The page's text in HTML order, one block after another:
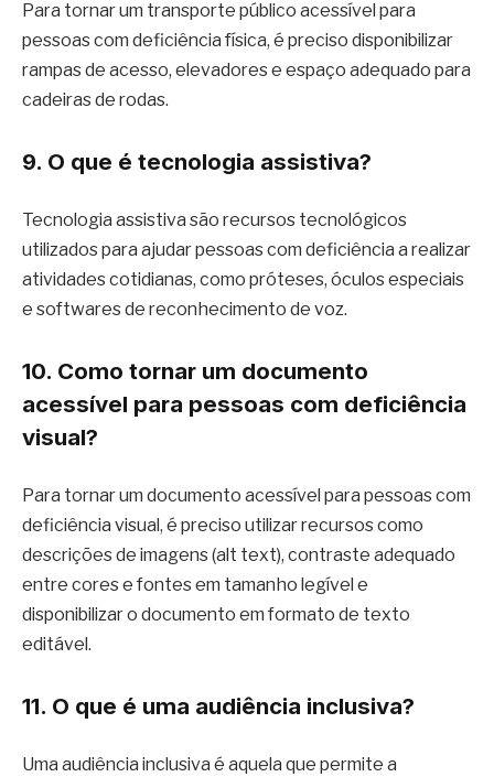
Para tornar um transporte público acessível para
pessoas com deficiência física, é preciso disponibilizar
rampas de acesso, elevadores e espaço adequado para
cadeiras de rodas.
9. O que é tecnologia assistiva?
Tecnologia assistiva são recursos tecnológicos
utilizados para ajudar pessoas com deficiência a realizar
atividades cotidianas, como próteses, óculos especiais
e softwares de reconhecimento de voz.
10. Como tornar um documento
acessível para pessoas com deficiência
visual?
Para tornar um documento acessível para pessoas com
deficiência visual, é preciso utilizar recursos como
descrições de imagens (alt text), contraste adequado
entre cores e fontes em tamanho legível e
disponibilizar o documento em formato de texto
editável.
11. O que é uma audiência inclusiva?
Uma audiência inclusiva é aquela que permite a